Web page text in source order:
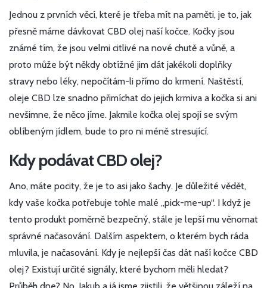
Jednou z prvních věcí, které je třeba mít na paměti, je to, jak
přesně máme dávkovat CBD olej naší kočce. Kočky jsou
známé tím, že jsou velmi citlivé na nové chutě a vůně, a
proto může být někdy obtížné jim dát jakékoli doplňky
stravy nebo léky, nepočítám-li přímo do krmení. Naštěstí,
oleje CBD lze snadno přimíchat do jejich krmiva a kočka si ani
nevšimne, že něco jíme. Jakmile kočka olej spojí se svým
oblíbeným jídlem, bude to pro ni méně stresující.
Kdy podávat CBD olej?
Ano, máte pocity, že je to asi jako šachy. Je důležité vědět,
kdy vaše kočka potřebuje tohle malé „pick-me-up“. I když je
tento produkt poměrně bezpečný, stále je lepší mu věnomat
správné načasování. Dalším aspektem, o kterém bych ráda
mluvila, je načasování. Kdy je nejlepší čas dát naší kočce CBD
olej? Existují určité signály, které bychom měli hledat?